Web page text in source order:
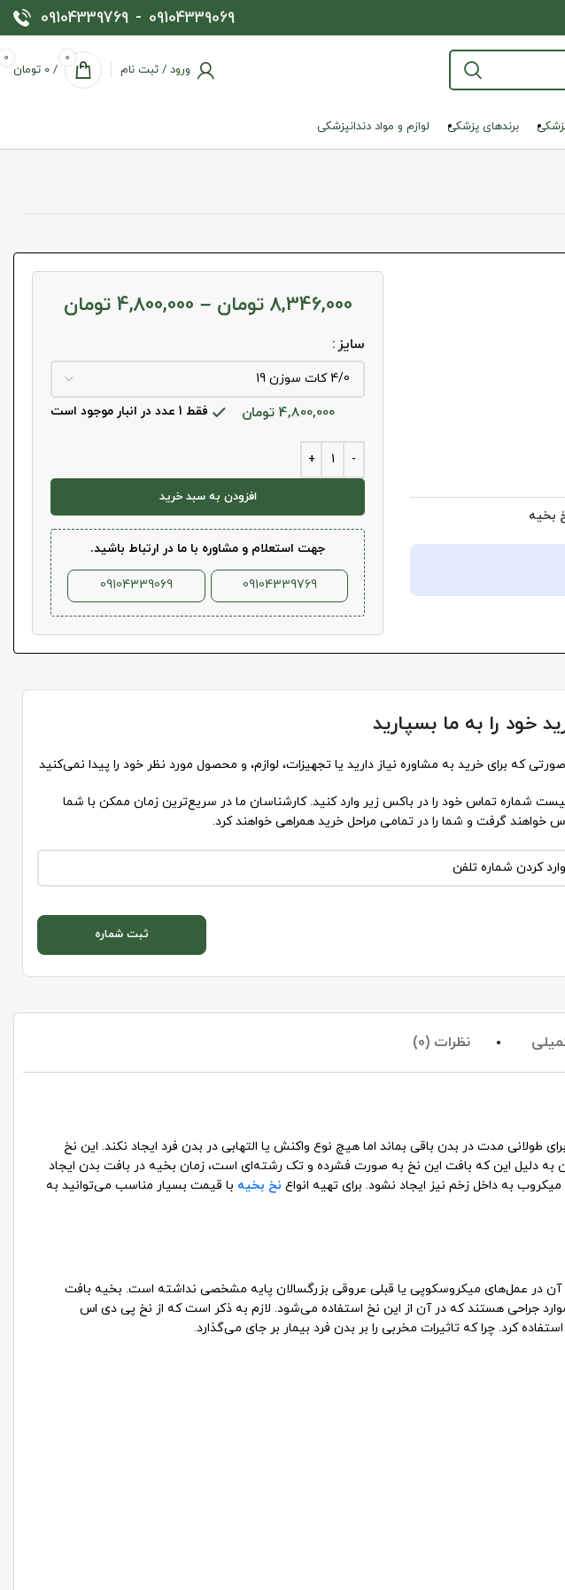
09104339769 - 09104339069
ورود / ثبت نام
0
0
/
0 تومان
برندهای پزشکی لوازم و مواد دندانپزشکی
بخیه
8,346,000 تومان –
4,800,000 تومان
سایز
4,800,000 تومان فقط 1 عدد در انبار موجود است
افزودن به سبد خرید
جهت استعلام و مشاوره با ما در ارتباط باشید.
09104339769
09104339069
خود را به ما بسپارید
که برای خرید به مشاوره نیاز دارید یا تجهیزات، لوازم، و محصول مورد نظر خود را پیدا نمی‌کنید
شماره تماس خود را در باکس زیر وارد کنید. کارشناسان ما در سریع‌ترین زمان ممکن با شما
خواهند گرفت و شما را در تمامی مراحل خرید همراهی خواهند کرد.
ثبت شماره
نظرات (0)
مدت در بدن باقی بماند اما هیچ نوع واکنش یا التهابی در بدن فرد ایجاد نکند. این نخ
به دلیل این که بافت این نخ به صورت فشرده و تک رشته‌ای است، زمان بخیه در بافت بدن ایجاد
به داخل زخم نیز ایجاد نشود. برای تهیه انواع نخ بخیه با قیمت بسیار مناسب می‌توانید به
از آن در عمل‌های میکروسکوپی یا قبلی عروقی بزرگسالان پایه مشخصی نداشته است. بخیه بافت
جراحی‌ هستند که در آن از این نخ استفاده می‌شود. لازم به ذکر است که از نخ پی دی اس
کرد. چرا که تاثیرات مخربی را بر بدن فرد بیمار بر جای می‌گذارد.